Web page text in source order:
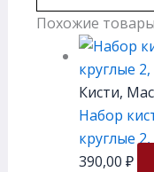
Похожие товары
Кисти,
Набор
круглые
390,00 ₽